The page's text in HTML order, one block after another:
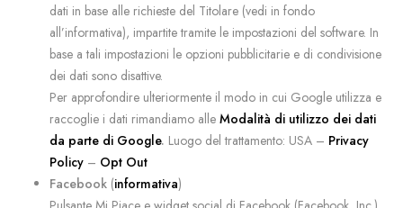
dati in base alle richieste del Titolare (vedi in fondo
all’informativa), impartite tramite le impostazioni del software. In
base a tali impostazioni le opzioni pubblicitarie e di condivisione
dei dati sono disattive.
Per approfondire ulteriormente il modo in cui Google utilizza e
raccoglie i dati rimandiamo alle Modalità di utilizzo dei dati
da parte di Google. Luogo del trattamento: USA – Privacy
Policy – Opt Out
Facebook (informativa)